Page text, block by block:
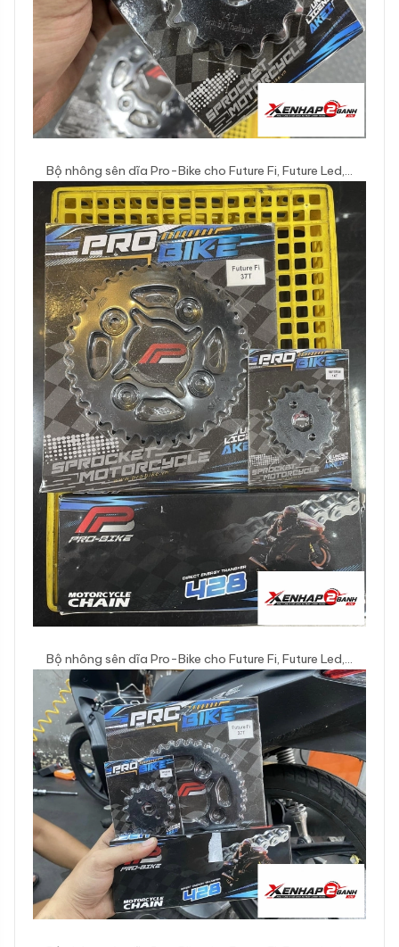
Bộ nhông sên dĩa Pro-Bike cho Future Fi, Future Led,…
Bộ nhông sên dĩa Pro-Bike cho Future Fi, Future Led,…